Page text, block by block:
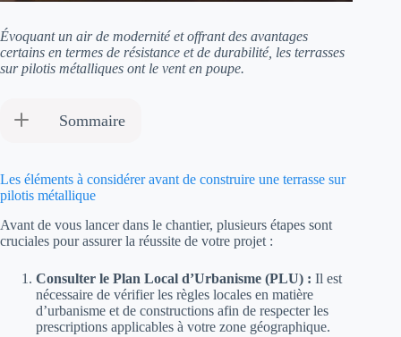
Évoquant un air de modernité et offrant des avantages
certains en termes de résistance et de durabilité, les terrasses
sur pilotis métalliques ont le vent en poupe.
Sommaire
Les éléments à considérer avant de construire une terrasse sur
pilotis métallique
Avant de vous lancer dans le chantier, plusieurs étapes sont
cruciales pour assurer la réussite de votre projet :
Consulter le Plan Local d’Urbanisme (PLU) : Il est
nécessaire de vérifier les règles locales en matière
d’urbanisme et de constructions afin de respecter les
prescriptions applicables à votre zone géographique.